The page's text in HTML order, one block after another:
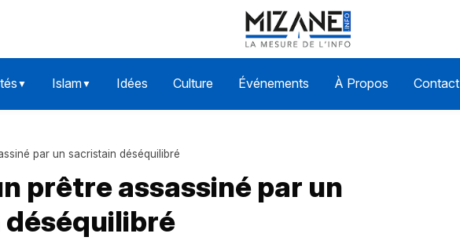
▼ Islam▼ Idées Culture Événements À Propos Contact
par un sacristain déséquilibré
prêtre assassiné par un